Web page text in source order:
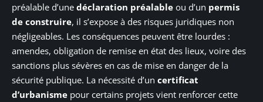
préalable d’une déclaration préalable ou d’un permis
de construire, il s’expose à des risques juridiques non
négligeables. Les conséquences peuvent être lourdes :
amendes, obligation de remise en état des lieux, voire des
sanctions plus sévères en cas de mise en danger de la
sécurité publique. La nécessité d’un certificat
d’urbanisme pour certains projets vient renforcer cette